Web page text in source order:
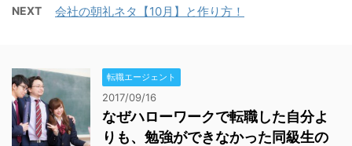
NEXT 会社の朝礼ネタ【10月】と作り方！
転職エージェント
2017/09/16
なぜハローワークで転職した自分よ
りも、勉強ができなかった同級生の